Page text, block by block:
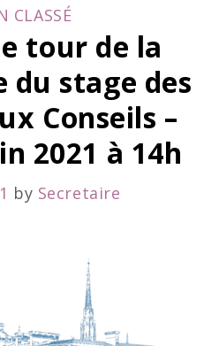
CLASSÉ
tour de la
du stage des
Conseils –
2021 à 14h
by Secretaire